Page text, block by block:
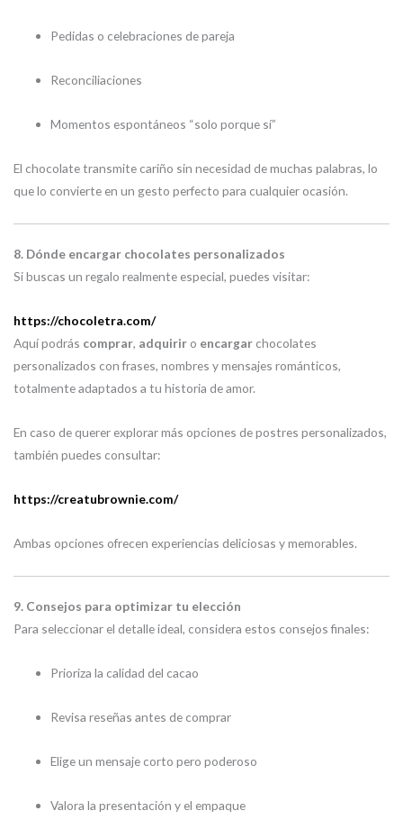
Pedidas o celebraciones de pareja
Reconciliaciones
Momentos espontáneos “solo porque sí”
El chocolate transmite cariño sin necesidad de muchas palabras, lo
que lo convierte en un gesto perfecto para cualquier ocasión.
8. Dónde encargar chocolates personalizados
Si buscas un regalo realmente especial, puedes visitar:
https://chocoletra.com/
Aquí podrás comprar, adquirir o encargar chocolates
personalizados con frases, nombres y mensajes románticos,
totalmente adaptados a tu historia de amor.
En caso de querer explorar más opciones de postres personalizados,
también puedes consultar:
https://creatubrownie.com/
Ambas opciones ofrecen experiencias deliciosas y memorables.
9. Consejos para optimizar tu elección
Para seleccionar el detalle ideal, considera estos consejos finales:
Prioriza la calidad del cacao
Revisa reseñas antes de comprar
Elige un mensaje corto pero poderoso
Valora la presentación y el empaque